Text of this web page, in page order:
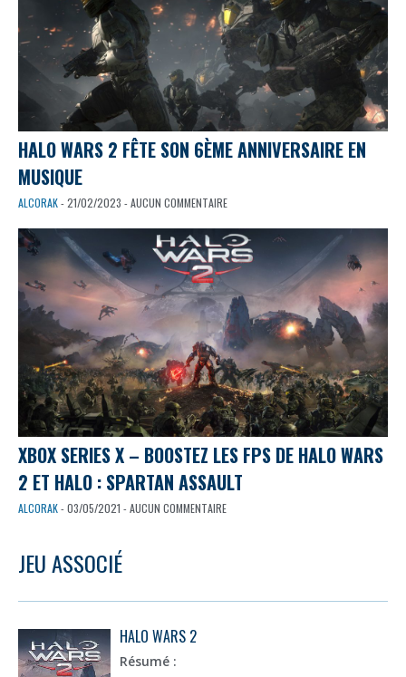
HALO WARS 2 FÊTE SON 6ÈME ANNIVERSAIRE EN
MUSIQUE
ALCORAK- 21/02/2023 - AUCUN COMMENTAIRE
XBOX SERIES X – BOOSTEZ LES FPS DE HALO WARS
2 ET HALO : SPARTAN ASSAULT
ALCORAK- 03/05/2021 - AUCUN COMMENTAIRE
JEU ASSOCIÉ
HALO WARS 2
Résumé :